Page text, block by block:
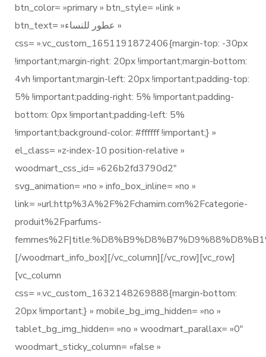
btn_color= »primary » btn_style= »link »
btn_text= »عطور للنساء »
css= ».vc_custom_1651191872406{margin-top: -30px
!important;margin-right: 20px !important;margin-bottom:
4vh !important;margin-left: 20px !important;padding-top:
5% !important;padding-right: 5% !important;padding-
bottom: 0px !important;padding-left: 5%
!important;background-color: #ffffff !important;} »
el_class= »z-index-10 position-relative »
woodmart_css_id= »626b2fd3790d2″
svg_animation= »no » info_box_inline= »no »
link= »url:http%3A%2F%2Fchamim.com%2Fcategorie-
produit%2Fparfums-
[/woodmart_info_box][/vc_column][/vc_row][vc_row]
[vc_column
css= ».vc_custom_1632148269888{margin-bottom:
20px !important;} » mobile_bg_img_hidden= »no »
tablet_bg_img_hidden= »no » woodmart_parallax= »0″
woodmart_sticky_column= »false »